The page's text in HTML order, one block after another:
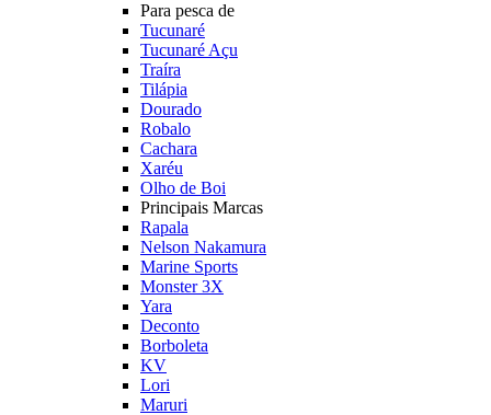
Para pesca de
Tucunaré
Tucunaré Açu
Traíra
Tilápia
Dourado
Robalo
Cachara
Xaréu
Olho de Boi
Principais Marcas
Rapala
Nelson Nakamura
Marine Sports
Monster 3X
Yara
Deconto
Borboleta
KV
Lori
Maruri